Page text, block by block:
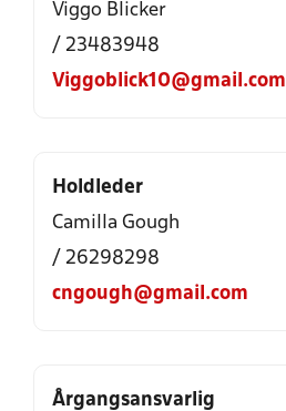
Viggo Blicker
/ 23483948
Viggoblick10@gmail.com
Holdleder
Camilla Gough
/ 26298298
cngough@gmail.com
Årgangsansvarlig